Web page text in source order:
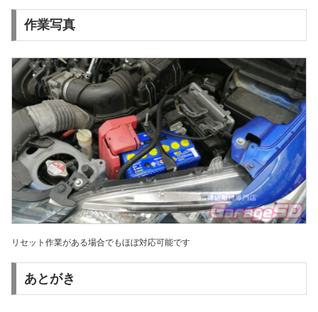
作業写真
リセット作業がある場合でもほぼ対応可能です
あとがき